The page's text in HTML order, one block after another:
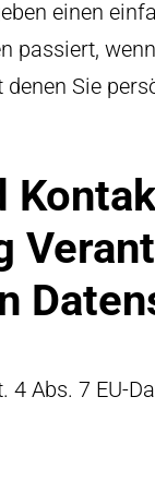
einen
passiert,
Sie
Abs. 7 EU-